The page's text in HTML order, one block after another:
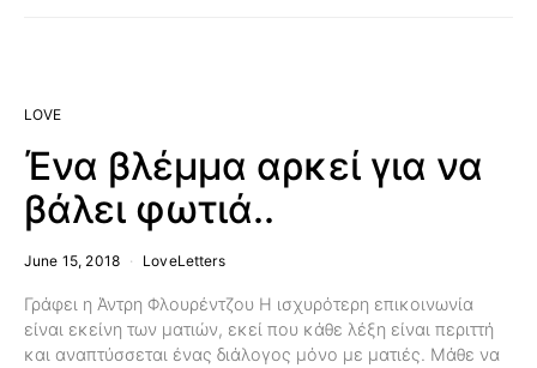
LOVE
Ένα βλέμμα αρκεί για να
βάλει φωτιά..
June 15, 2018 LoveLetters
Γράφει η Άντρη Φλουρέντζου Η ισχυρότερη επικοινωνία
είναι εκείνη των ματιών, εκεί που κάθε λέξη είναι περιττή
και αναπτύσσεται ένας διάλογος μόνο με ματιές. Μάθε να